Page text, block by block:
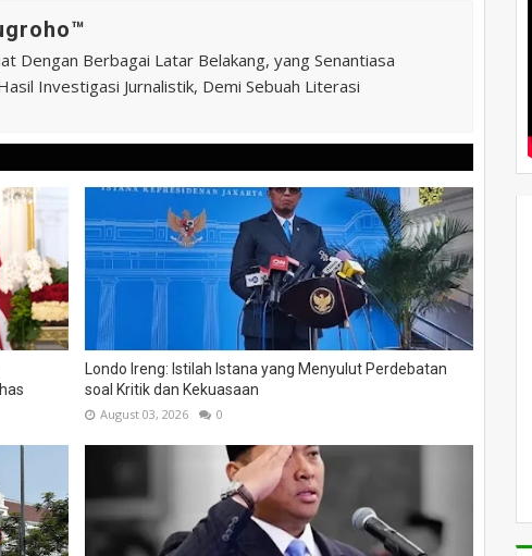
Dengan Berbagai Latar Belakang, yang Senantiasa
Investigasi Jurnalistik, Demi Sebuah Literasi
Londo Ireng: Istilah Istana yang Menyulut Perdebatan
soal Kritik dan Kekuasaan
August 03, 2026 0